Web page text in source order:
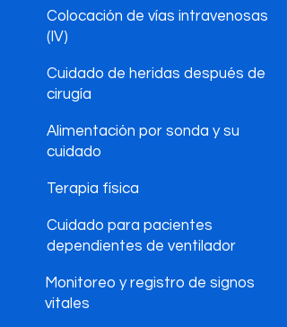
Colocación de vías intravenosas
(IV)
Cuidado de heridas después de
cirugía
Alimentación por sonda y su
cuidado
Terapia física
Cuidado para pacientes
dependientes de ventilador
Monitoreo y registro de signos
vitales